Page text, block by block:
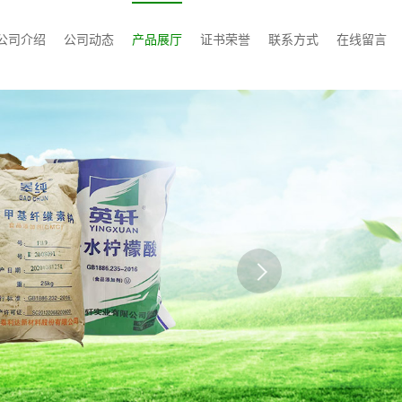
司介绍 公司动态 产品展厅 证书荣誉 联系方式 在线留言